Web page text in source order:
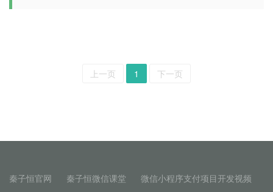
上一页 1 下一页
秦子恒官网 秦子恒微信课堂 微信小程序支付项目开发视频